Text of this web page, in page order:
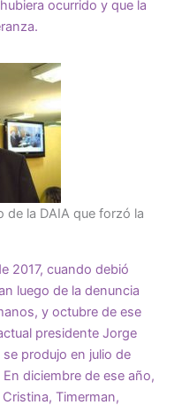
ocurrido y que la
de la DAIA que forzó la
2017, cuando debió
luego de la denuncia
y octubre de ese
presidente Jorge
produjo en julio de
diciembre de ese año,
Timerman,